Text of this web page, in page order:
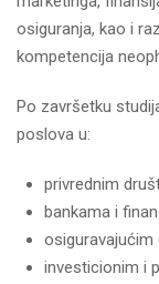
osiguranja, kao i
kompetencija
Po završetku
poslova u:
privrednim
bankama i
osiguravajućim
investicionim i